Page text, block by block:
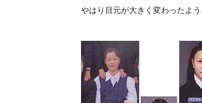
やはり目元が大きく変わったよう